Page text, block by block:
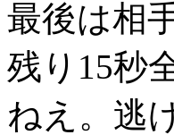
最後は相
残り15秒
ねえ。逃